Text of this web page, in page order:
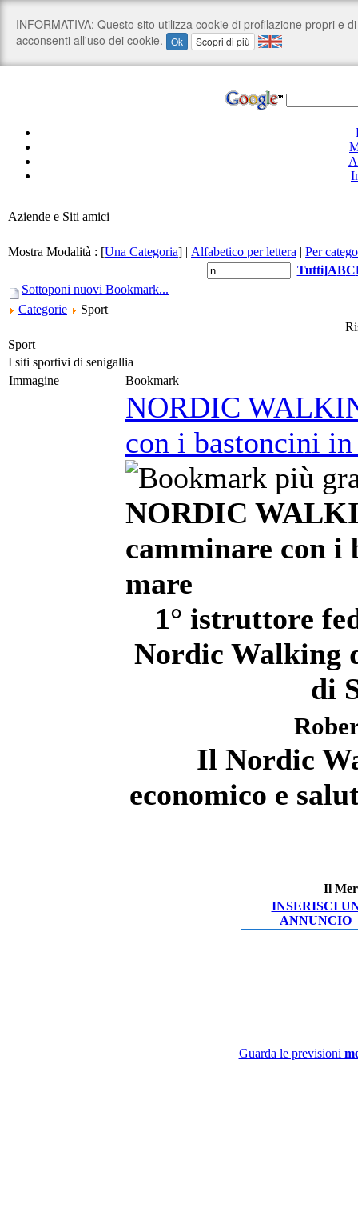
Aziende e Siti amici
Mostra Modalità : [Una Categoria] | Alfabetico per lettera | Per
Tutti]ABC
Sottoponi nuovi Bookmark...
Categorie
Sport
Sport
I siti sportivi di senigallia
Immagine
Bookmark
NORDIC
con i bastoncini
NORDIC
camminare con
mare
1° istruttore
Nordic Walking
di
Il Nordic
economico e
Il
INSERISCI
ANNUNCIO
Guarda le previsioni